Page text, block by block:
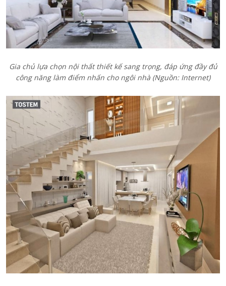
Gia chủ lựa chọn nội thất thiết kế sang trọng, đáp ứng đầy đủ
công năng làm điểm nhấn cho ngôi nhà (Nguồn: Internet)